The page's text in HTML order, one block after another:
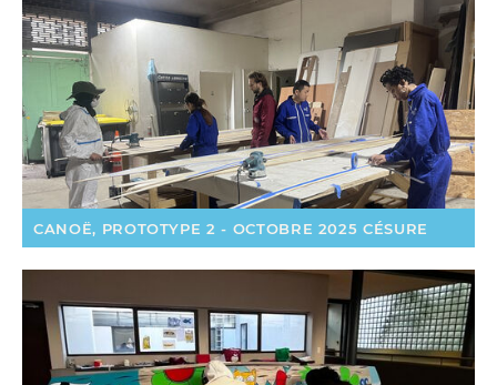
CANOË, PROTOTYPE 2 - OCTOBRE 2025 CÉSURE